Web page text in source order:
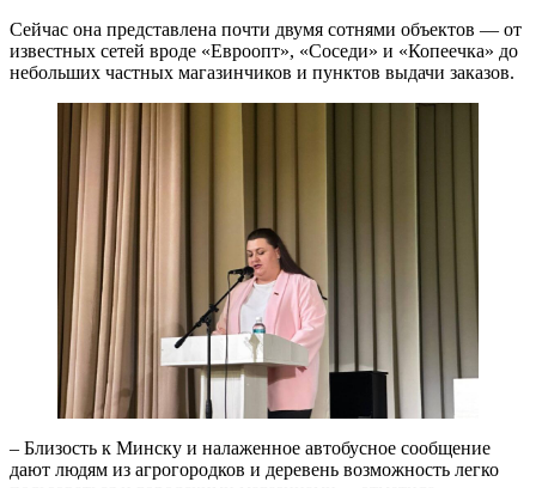
Сейчас она представлена почти двумя сотнями объектов — от
известных сетей вроде «Евроопт», «Соседи» и «Копеечка» до
небольших частных магазинчиков и пунктов выдачи заказов.
– Близость к Минску и налаженное автобусное сообщение
дают людям из агрогородков и деревень возможность легко